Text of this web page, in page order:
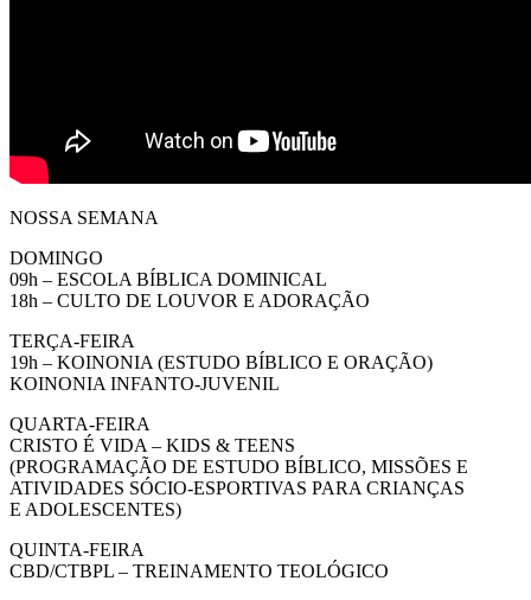
NOSSA SEMANA
DOMINGO
09h – ESCOLA BÍBLICA DOMINICAL
18h – CULTO DE LOUVOR E ADORAÇÃO
TERÇA-FEIRA
19h – KOINONIA (ESTUDO BÍBLICO E ORAÇÃO)
KOINONIA INFANTO-JUVENIL
QUARTA-FEIRA
CRISTO É VIDA – KIDS & TEENS
(PROGRAMAÇÃO DE ESTUDO BÍBLICO, MISSÕES E
ATIVIDADES SÓCIO-ESPORTIVAS PARA CRIANÇAS
E ADOLESCENTES)
QUINTA-FEIRA
CBD/CTBPL – TREINAMENTO TEOLÓGICO